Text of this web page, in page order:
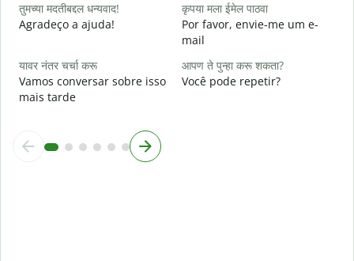
तुमच्या मदतीबद्दल धन्यवाद!
Agradeço a ajuda!
कृपया मला ईमेल पाठवा
Por favor, envie-me um e-
mail
यावर नंतर चर्चा करू
Vamos conversar sobre isso
mais tarde
आपण ते पुन्हा करू शकता?
Você pode repetir?